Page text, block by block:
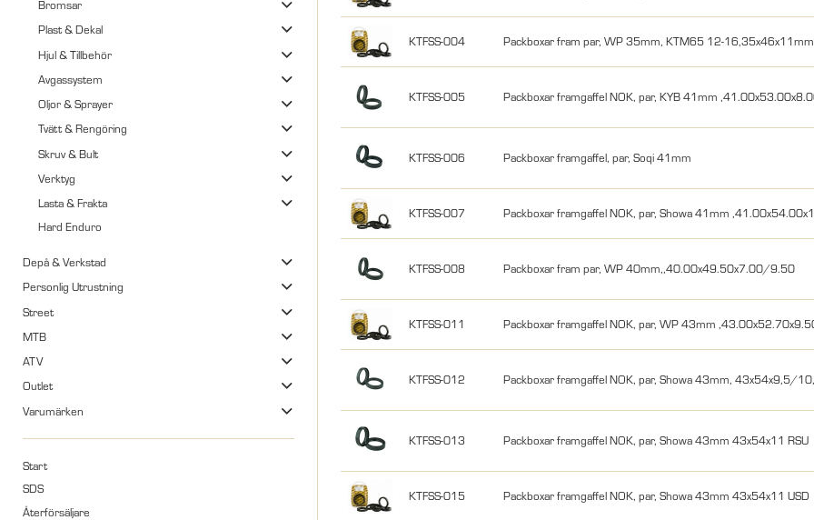
Bromsar
Plast & Dekal
Hjul & Tillbehör
Avgassystem
Oljor & Sprayer
Tvätt & Rengöring
Skruv & Bult
Verktyg
Lasta & Frakta
Hard Enduro
Depå & Verkstad
Personlig Utrustning
Street
MTB
ATV
Outlet
Varumärken
Start
SDS
Återförsäljare
KTFSS-004 Packboxar fram par, WP 35mm, KTM65 12-16,35x46x11mm
KTFSS-005 Packboxar framgaffel NOK, par, KYB 41mm
KTFSS-006 Packboxar framgaffel, par, Soqi 41mm
KTFSS-007 Packboxar framgaffel NOK, par, Showa 41mm
KTFSS-008 Packboxar fram par, WP 40mm,,40.00x49.50x7.00/9.50
KTFSS-011 Packboxar framgaffel NOK, par, WP 43mm
KTFSS-012 Packboxar framgaffel NOK, par, Showa 43mm, 43x54x9,5/
KTFSS-013 Packboxar framgaffel NOK, par, Showa 43mm 43x54x11 RSU
KTFSS-015 Packboxar framgaffel NOK, par, Showa 43mm 43x54x11 USD